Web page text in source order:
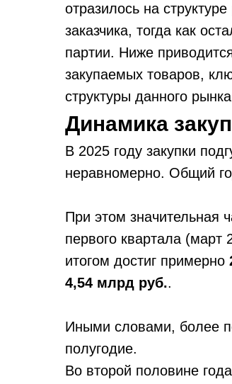
отразилось на
заказчика, тогда как
партии. Ниже
закупаемых товаров,
структуры данного
Динамика
В 2025 году закупки
неравномерно. Общий
При этом значительная
первого квартала (март
итогом достиг примерно
4,54 млрд руб..
Иными словами, более
полугодие.
Во второй половине